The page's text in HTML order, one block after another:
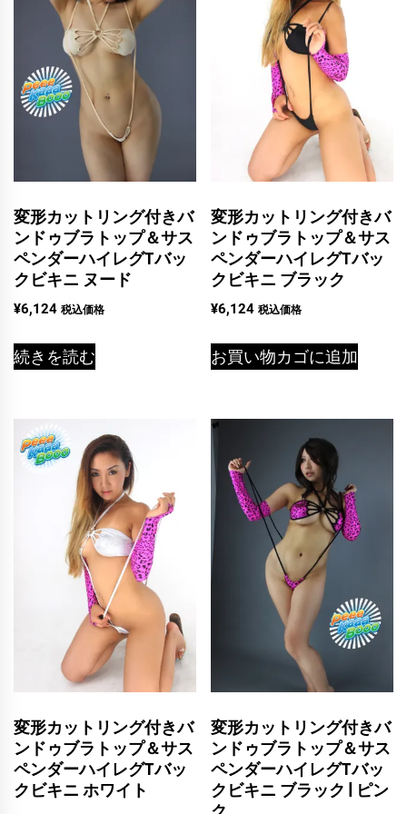
変形カットリング付きバ
ンドゥブラトップ＆サス
ペンダーハイレグTバッ
クビキニ ヌード
¥6,124 税込価格
続きを読む
変形カットリング付きバ
ンドゥブラトップ＆サス
ペンダーハイレグTバッ
クビキニ ブラック
¥6,124 税込価格
お買い物カゴに追加
変形カットリング付きバ
ンドゥブラトップ＆サス
ペンダーハイレグTバッ
クビキニ ホワイト
変形カットリング付きバ
ンドゥブラトップ＆サス
ペンダーハイレグTバッ
クビキニ ブラック | ピン